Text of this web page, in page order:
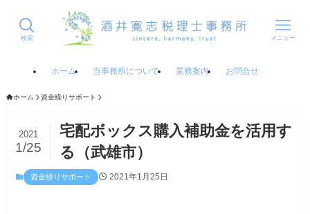
検索 メニュー
ホーム 当事務所について 業務案内 お問合せ
ホーム 資金繰りサポート
宅配ボックス購入補助金を活用す
る（武雄市）
2021
1/25
資金繰りサポート 2021年1月25日